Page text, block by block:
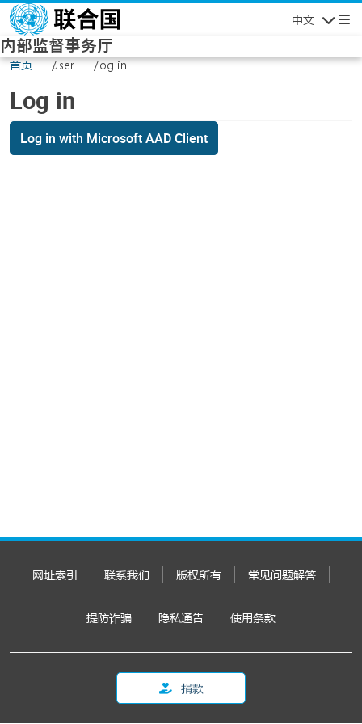
Skip to main content
中文
内部监督事务厅
首页 user Log in
Log in
Log in with Microsoft AAD Client
网址索引 联系我们 版权所有 常见问题解答
提防诈骗 隐私通告 使用条款
捐款